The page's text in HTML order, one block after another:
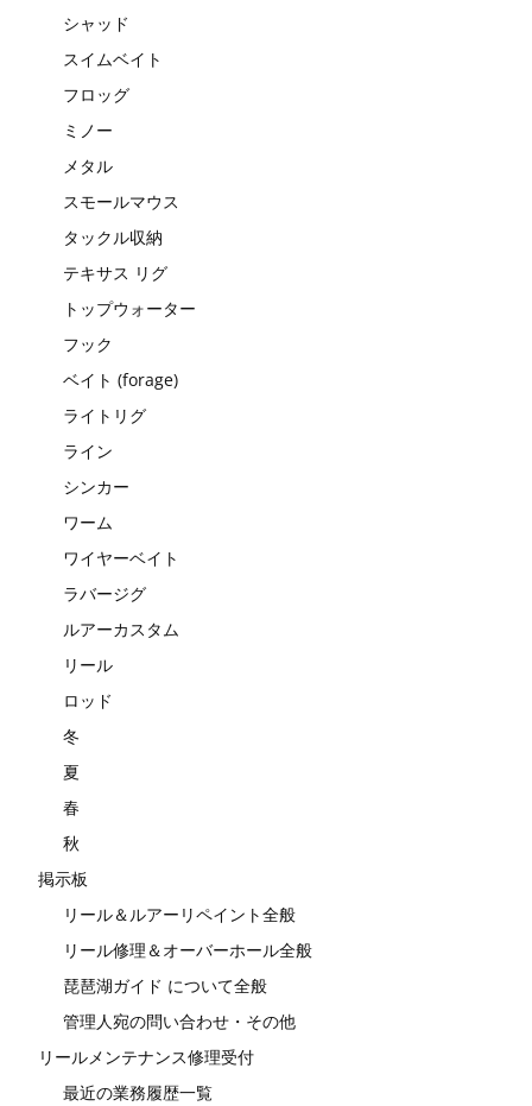
シャッド
スイムベイト
フロッグ
ミノー
メタル
スモールマウス
タックル収納
テキサス リグ
トップウォーター
フック
ベイト (forage)
ライトリグ
ライン
シンカー
ワーム
ワイヤーベイト
ラバージグ
ルアーカスタム
リール
ロッド
冬
夏
春
秋
掲示板
リール＆ルアーリペイント全般
リール修理＆オーバーホール全般
琵琶湖ガイド について全般
管理人宛の問い合わせ・その他
リールメンテナンス修理受付
最近の業務履歴一覧